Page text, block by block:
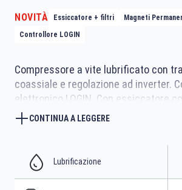
NOVITÀ Essiccatore + filtri
Magneti
Controllore LOGIN
Compressore a vite lubrificato con
coassiale e regolazione ad inverter.
elettronico LOGIN. Con essiccatore
batteria filtrante e montato su
CONTINUA A LEGGERE
Lubrificazione